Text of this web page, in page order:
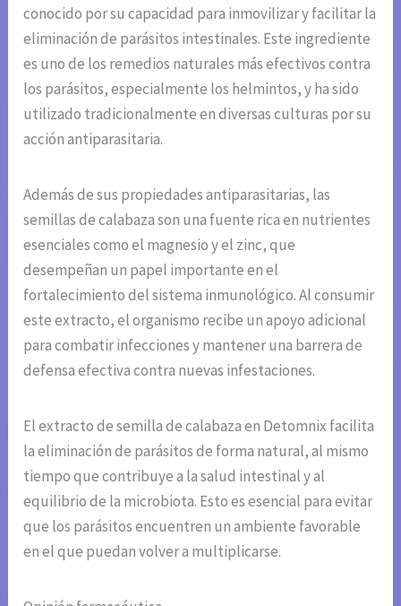
conocido por su capacidad para inmovilizar y facilitar la
eliminación de parásitos intestinales. Este ingrediente
es uno de los remedios naturales más efectivos contra
los parásitos, especialmente los helmintos, y ha sido
utilizado tradicionalmente en diversas culturas por su
acción antiparasitaria.
Además de sus propiedades antiparasitarias, las
semillas de calabaza son una fuente rica en nutrientes
esenciales como el magnesio y el zinc, que
desempeñan un papel importante en el
fortalecimiento del sistema inmunológico. Al consumir
este extracto, el organismo recibe un apoyo adicional
para combatir infecciones y mantener una barrera de
defensa efectiva contra nuevas infestaciones.
El extracto de semilla de calabaza en Detomnix facilita
la eliminación de parásitos de forma natural, al mismo
tiempo que contribuye a la salud intestinal y al
equilibrio de la microbiota. Esto es esencial para evitar
que los parásitos encuentren un ambiente favorable
en el que puedan volver a multiplicarse.